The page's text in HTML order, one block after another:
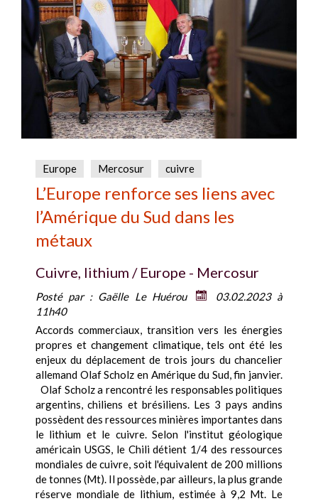
Europe Mercosur cuivre
L’Europe renforce ses liens avec
l’Amérique du Sud dans les
métaux
Cuivre, lithium / Europe - Mercosur
Posté par : Gaëlle Le Huérou
03.02.2023 à
11h40
Accords commerciaux, transition vers les énergies
propres et changement climatique, tels ont été les
enjeux du déplacement de trois jours du chancelier
allemand Olaf Scholz en Amérique du Sud, fin janvier.
Olaf Scholz a rencontré les responsables politiques
argentins, chiliens et brésiliens. Les 3 pays andins
possèdent des ressources minières importantes dans
le lithium et le cuivre. Selon l'institut géologique
américain USGS, le Chili détient 1/4 des ressources
mondiales de cuivre, soit l'équivalent de 200 millions
de tonnes (Mt). Il possède, par ailleurs, la plus grande
réserve mondiale de lithium, estimée à 9,2 Mt. Le